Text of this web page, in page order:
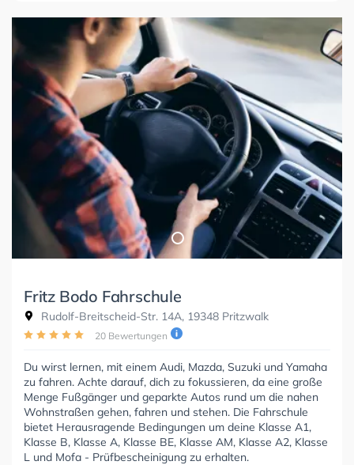
Fritz Bodo Fahrschule
Rudolf-Breitscheid-Str. 14A, 19348 Pritzwalk
20 Bewertungen
Du wirst lernen, mit einem Audi, Mazda, Suzuki und Yamaha
zu fahren. Achte darauf, dich zu fokussieren, da eine große
Menge Fußgänger und geparkte Autos rund um die nahen
Wohnstraßen gehen, fahren und stehen. Die Fahrschule
bietet Herausragende Bedingungen um deine Klasse A1,
Klasse B, Klasse A, Klasse BE, Klasse AM, Klasse A2, Klasse
L und Mofa - Prüfbescheinigung zu erhalten.